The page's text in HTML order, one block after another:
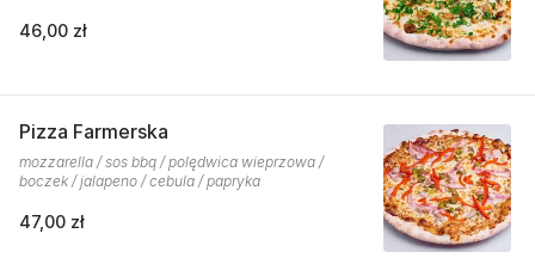
46,00 zł
Pizza Farmerska
mozzarella / sos bbq / polędwica wieprzowa /
boczek / jalapeno / cebula / papryka
47,00 zł